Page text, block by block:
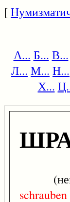
[
А... Б... В...
Л... М... Н...
Х...
schrauben